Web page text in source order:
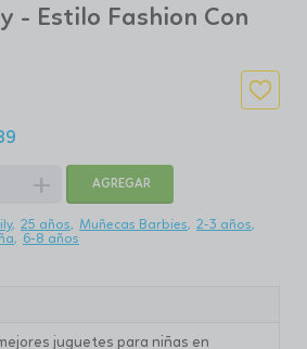
- Estilo Fashion Con
add AGREGAR
25 años Muñecas Barbies 2-3 años
6-8 años
juguetes para niñas en